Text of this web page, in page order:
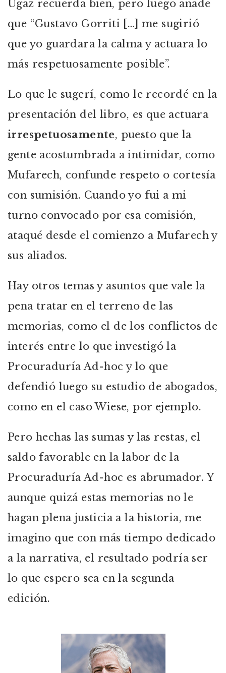
Ugaz recuerda bien, pero luego añade
que “Gustavo Gorriti […] me sugirió
que yo guardara la calma y actuara lo
más respetuosamente posible”.
Lo que le sugerí, como le recordé en la
presentación del libro, es que actuara
irrespetuosamente, puesto que la
gente acostumbrada a intimidar, como
Mufarech, confunde respeto o cortesía
con sumisión. Cuando yo fui a mi
turno convocado por esa comisión,
ataqué desde el comienzo a Mufarech y
sus aliados.
Hay otros temas y asuntos que vale la
pena tratar en el terreno de las
memorias, como el de los conflictos de
interés entre lo que investigó la
Procuraduría Ad-hoc y lo que
defendió luego su estudio de abogados,
como en el caso Wiese, por ejemplo.
Pero hechas las sumas y las restas, el
saldo favorable en la labor de la
Procuraduría Ad-hoc es abrumador. Y
aunque quizá estas memorias no le
hagan plena justicia a la historia, me
imagino que con más tiempo dedicado
a la narrativa, el resultado podría ser
lo que espero sea en la segunda
edición.